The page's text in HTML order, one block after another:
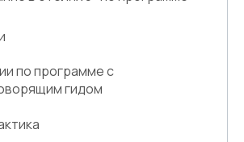
по программе с
гидом